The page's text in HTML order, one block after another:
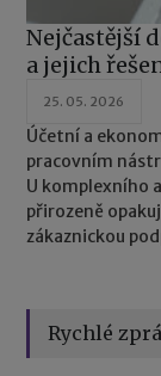
Nejčastější
a jejich
25. 05. 2026
Účetní a
pracovním
U komplexního
přirozeně
zákaznickou
Rychlé